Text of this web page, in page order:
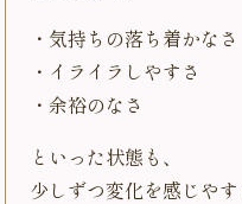
・気持ちの落ち着かなさ
・イライラしやすさ
・余裕のなさ
といった状態も、
少しずつ変化を感じやす